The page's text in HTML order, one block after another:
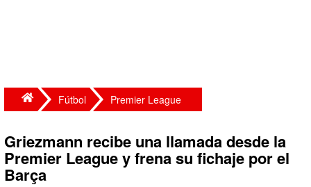
Fútbol Premier League
Griezmann recibe una llamada desde la
Premier League y frena su fichaje por el
Barça